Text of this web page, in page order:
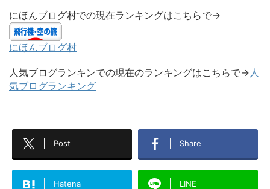
にほんブログ村での現在ランキングはこちらで→
にほんブログ村
人気ブログランキンでの現在のランキングはこちらで→人
気ブログランキング
Post Share
Hatena LINE